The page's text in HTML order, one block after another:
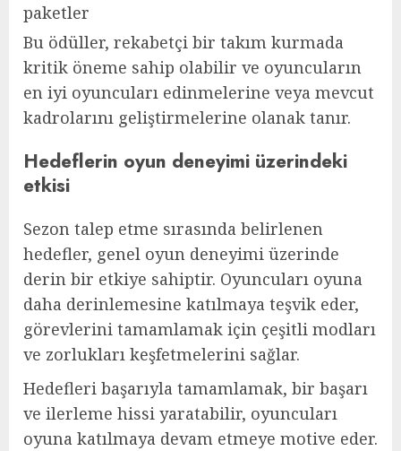
paketler
Bu ödüller, rekabetçi bir takım kurmada
kritik öneme sahip olabilir ve oyuncuların
en iyi oyuncuları edinmelerine veya mevcut
kadrolarını geliştirmelerine olanak tanır.
Hedeflerin oyun deneyimi üzerindeki
etkisi
Sezon talep etme sırasında belirlenen
hedefler, genel oyun deneyimi üzerinde
derin bir etkiye sahiptir. Oyuncuları oyuna
daha derinlemesine katılmaya teşvik eder,
görevlerini tamamlamak için çeşitli modları
ve zorlukları keşfetmelerini sağlar.
Hedefleri başarıyla tamamlamak, bir başarı
ve ilerleme hissi yaratabilir, oyuncuları
oyuna katılmaya devam etmeye motive eder.